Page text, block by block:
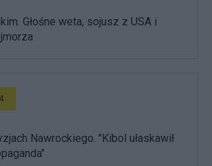
Głośne weta, sojusz z USA i
Nawrockiego. "Kibol ułaskawił